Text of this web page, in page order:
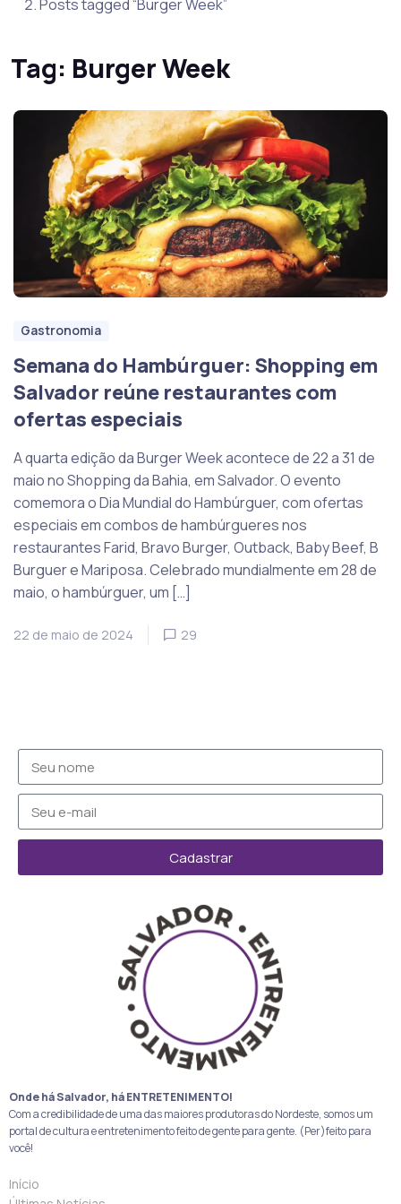
Posts tagged “Burger Week”
Tag: Burger Week
Gastronomia
Semana do Hambúrguer: Shopping em
Salvador reúne restaurantes com
ofertas especiais
A quarta edição da Burger Week acontece de 22 a 31 de
maio no Shopping da Bahia, em Salvador. O evento
comemora o Dia Mundial do Hambúrguer, com ofertas
especiais em combos de hambúrgueres nos
restaurantes Farid, Bravo Burger, Outback, Baby Beef, B
Burguer e Mariposa. Celebrado mundialmente em 28 de
maio, o hambúrguer, um […]
22 de maio de 2024 29
Cadastrar
Onde há Salvador, há ENTRETENIMENTO!
Com a credibilidade de uma das maiores produtoras do Nordeste, somos um
portal de cultura e entretenimento feito de gente para gente. (Per)feito para
você!
Início